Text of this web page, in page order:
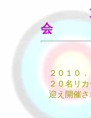
会
２０１０．
２０名リカ
迎え開催さ